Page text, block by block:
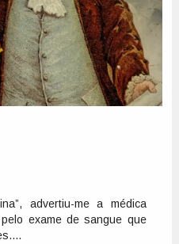
advertiu-me a médica
exame de sangue que